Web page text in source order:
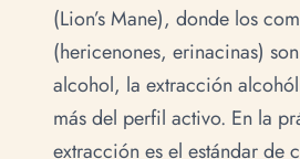
(Lion’s Mane), donde los
(hericenones, erinacinas)
alcohol, la extracción
más del perfil activo. En la
extracción es el estándar de